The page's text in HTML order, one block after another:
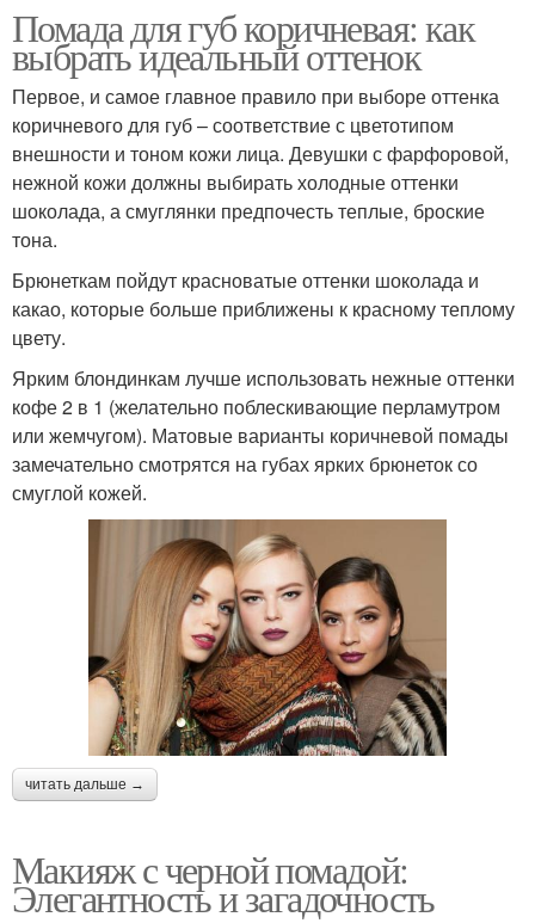
Помада для губ коричневая: как
выбрать идеальный оттенок
Первое, и самое главное правило при выборе оттенка
коричневого для губ – соответствие с цветотипом
внешности и тоном кожи лица. Девушки с фарфоровой,
нежной кожи должны выбирать холодные оттенки
шоколада, а смуглянки предпочесть теплые, броские
тона.
Брюнеткам пойдут красноватые оттенки шоколада и
какао, которые больше приближены к красному теплому
цвету.
Ярким блондинкам лучше использовать нежные оттенки
кофе 2 в 1 (желательно поблескивающие перламутром
или жемчугом). Матовые варианты коричневой помады
замечательно смотрятся на губах ярких брюнеток со
смуглой кожей.
читать дальше →
Макияж с черной помадой:
Элегантность и загадочность